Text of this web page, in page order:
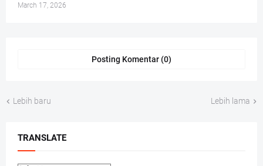
March 17, 2026
Posting Komentar (0)
Lebih baru Lebih lama
TRANSLATE